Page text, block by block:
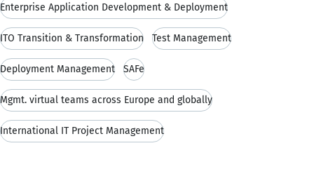
Enterprise Application Development & Deployment
ITO Transition & Transformation Test Management
Deployment Management SAFe
Mgmt. virtual teams across Europe and globally
International IT Project Management